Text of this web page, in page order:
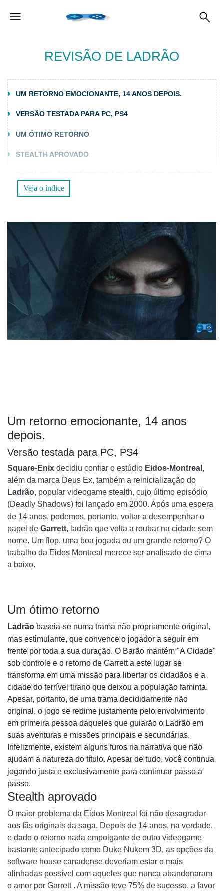
REVISÃO DE LADRÃO
UM RETORNO EMOCIONANTE, 14 ANOS DEPOIS.
VERSÃO TESTADA PARA PC, PS4
UM ÓTIMO RETORNO
STEALTH APROVADO
COMENTÁRIO FINAL
Veja o índice
Um retorno emocionante, 14 anos
depois.
Versão testada para PC, PS4
Square-Enix decidiu confiar o estúdio Eidos-Montreal ,
além da marca Deus Ex, também a reinicialização do
Ladrão, popular videogame stealth, cujo último episódio
(Deadly Shadows) foi lançado em 2000. Após uma espera
de 14 anos, podemos, portanto, voltar a desempenhar o
papel de Garrett, ladrão que volta a roubar na cidade sem
nome. Um flop, uma boa jogada ou um grande retorno? O
trabalho da Eidos Montreal merece ser analisado de cima
a baixo.
Um ótimo retorno
Ladrão baseia-se numa trama não propriamente original,
mas estimulante, que convence o jogador a seguir em
frente por toda a sua duração. O Barão mantém "A Cidade"
sob controle e o retorno de Garrett a este lugar se
transforma em uma missão para libertar os cidadãos e a
cidade do terrível tirano que deixou a população faminta.
Apesar, portanto, de uma trama decididamente não
original, o jogo se redime justamente pelo envolvimento
em primeira pessoa daqueles que guiarão o Ladrão em
suas aventuras e missões principais e secundárias.
Infelizmente, existem alguns furos na narrativa que não
ajudam a natureza do título. Apesar de tudo, você continua
jogando justa e exclusivamente para continuar passo a
passo.
Stealth aprovado
O maior problema da Eidos Montreal foi não desagradar
aos fãs originais da saga. Depois de 14 anos, na verdade,
e dado o retorno nada empolgante de outro videogame
bastante antecipado como Duke Nukem 3D, as opções da
software house canadense deveriam estar o mais
alinhadas possível com aqueles que nunca abandonaram
o amor por Garrett . A missão teve 75% de sucesso, a favor